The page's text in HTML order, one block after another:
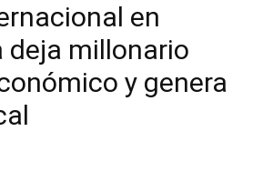
en
deja millonario
y genera